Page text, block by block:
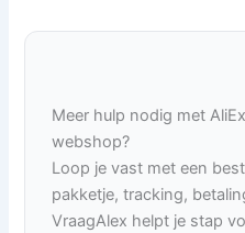
Meer hulp nodig met
webshop?
Loop je vast met een
pakketje, tracking,
VraagAlex helpt je stap